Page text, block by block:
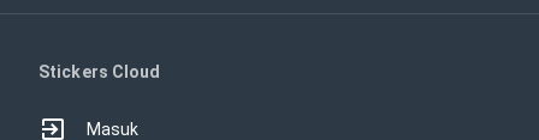
Stickers Cloud
Masuk